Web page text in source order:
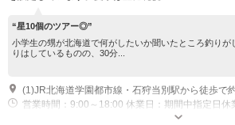
“星10個のツアー◎”
小学生の甥が北海道で何がしたいか聞いたところ釣りが
りはしているものの、30分...
(1)JR北海道学園都市線・石狩当別駅から徒歩で
営業時間：9:00～18:00 休業日：期間中指定日休
営業：4月中旬～11月上旬（夏季） 12月下旬～